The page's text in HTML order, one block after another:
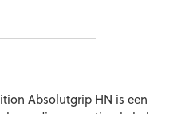
Absolutgrip HN is een